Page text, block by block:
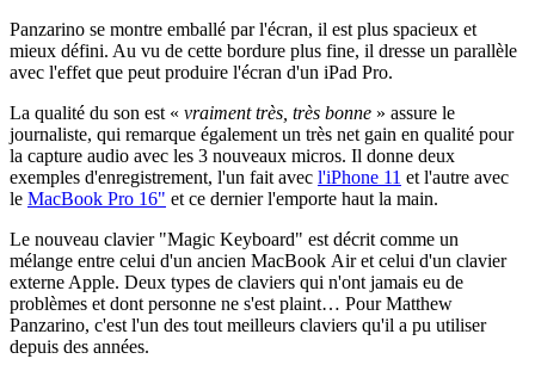
Panzarino se montre emballé par l'écran, il est plus spacieux et
mieux défini. Au vu de cette bordure plus fine, il dresse un parallèle
avec l'effet que peut produire l'écran d'un iPad Pro.
La qualité du son est « vraiment très, très bonne » assure le
journaliste, qui remarque également un très net gain en qualité pour
la capture audio avec les 3 nouveaux micros. Il donne deux
exemples d'enregistrement, l'un fait avec l'iPhone 11 et l'autre avec
le MacBook Pro 16" et ce dernier l'emporte haut la main.
Le nouveau clavier "Magic Keyboard" est décrit comme un
mélange entre celui d'un ancien MacBook Air et celui d'un clavier
externe Apple. Deux types de claviers qui n'ont jamais eu de
problèmes et dont personne ne s'est plaint… Pour Matthew
Panzarino, c'est l'un des tout meilleurs claviers qu'il a pu utiliser
depuis des années.